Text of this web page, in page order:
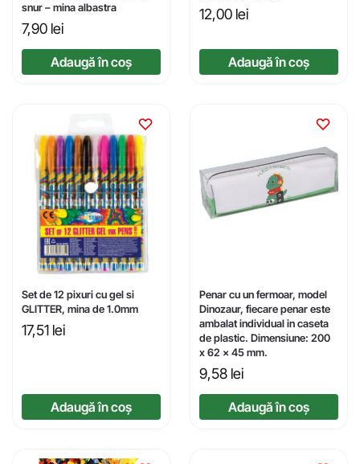
snur – mina albastra
7,90 lei
Adaugă în coș
12,00 lei
Adaugă în coș
Set de 12 pixuri cu gel si
GLITTER, mina de 1.0mm
17,51 lei
Adaugă în coș
Penar cu un fermoar, model
Dinozaur, fiecare penar este
ambalat individual in caseta
de plastic. Dimensiune: 200
x 62 x 45 mm.
9,58 lei
Adaugă în coș